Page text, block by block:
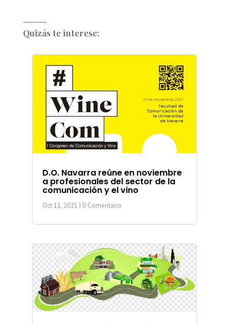
Quizás te interese:
D.O. Navarra reúne en noviembre
a profesionales del sector de la
comunicación y el vino
Oct 11, 2021 | 0 Comentario